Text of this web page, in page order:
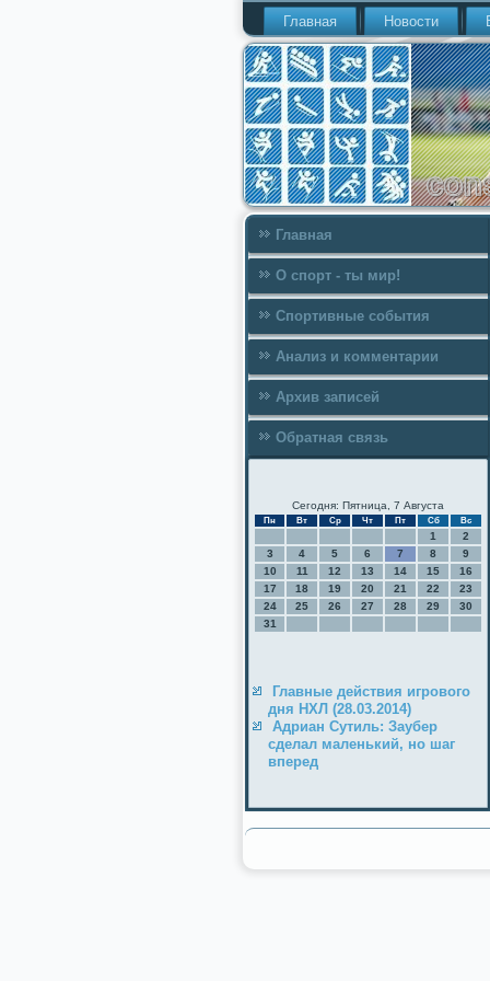
Главная Новости
Главная
О спорт - ты мир!
Спортивные события
Анализ и комментарии
Архив записей
Обратная связь
Сегодня: Пятница, 7 Августа
Пн Вт Ср Чт Пт Сб Вс
1
2
3
4 5 6 7 8
9
10
11 12 13 14 15
16
17
18 19 20 21 22
23
24
25 26 27 28 29
30
31
Главные действия игрового
дня НХЛ (28.03.2014)
Адриан Сутиль: Заубер
сделал маленький, но шаг
вперед